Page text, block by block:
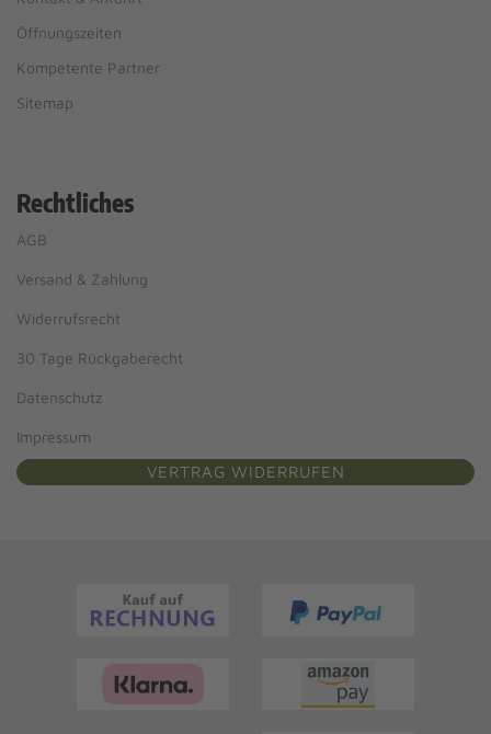
Öffnungszeiten
Kompetente Partner
Sitemap
Rechtliches
AGB
Versand & Zahlung
Widerrufsrecht
30 Tage Rückgaberecht
Datenschutz
Impressum
VERTRAG WIDERRUFEN